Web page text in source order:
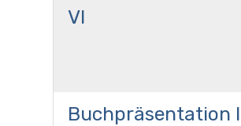
VI
Buchpräsentation